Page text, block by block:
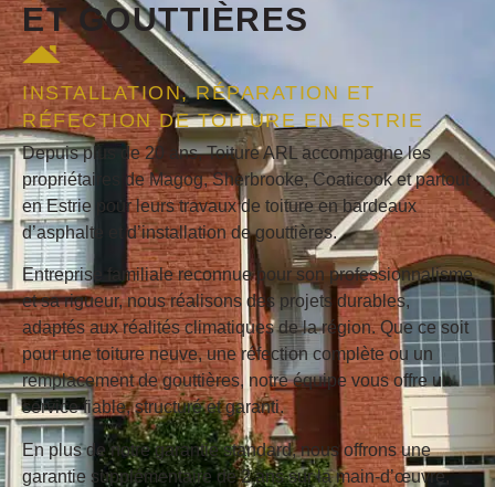
ETGOUTTIÈRES
INSTALLATION, RÉPARATION ET
RÉFECTION DE TOITURE EN ESTRIE
Depuis plus de 20 ans, Toiture ARL accompagne les
propriétaires de Magog, Sherbrooke, Coaticook et partout
en Estrie pour leurs travaux de toiture en bardeaux
d’asphalte et d’installation de gouttières.
Entreprise familiale reconnue pour son professionnalisme
et sa rigueur, nous réalisons des projets durables,
adaptés aux réalités climatiques de la région. Que ce soit
pour une toiture neuve, une réfection complète ou un
remplacement de gouttières, notre équipe vous offre un
service fiable, structuré et garanti.
En plus de notre garantie standard, nous offrons une
garantie supplémentaire de 2 ans sur la main-d’œuvre,